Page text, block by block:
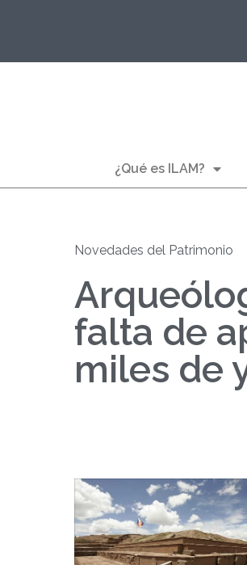
¿Qué es ILAM?
Novedades del Patrimonio
falta de
miles de